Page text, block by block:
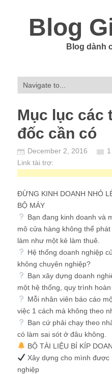
Blog
Blog dành
Mục lục các
đốc cần có
December 2, 2016
Link tài trợ:
ĐỪNG KINH DOANH NHỎ
BỘ MÁY
Bạn đang kinh doanh và
mô cửa hàng không thể
làm như một kẻ làm thuê.
Hệ thống doanh nghiệp
không chuyên nghiệp?
Bạn xây dựng doanh
một hệ thống, quy trình
Mỗi nhân viên báo cáo
việc 1 cách mà không theo
Bạn cứ phải chạy theo
có làm sai sót ở đâu không.
BỘ TÀI LIỆU BÍ KÍP
Xây dựng cho mình được
nghiệp